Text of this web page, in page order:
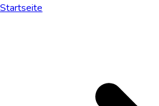
Startseite